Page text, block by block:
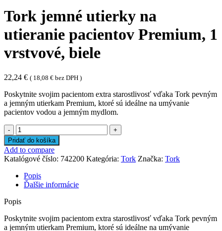
Tork jemné utierky na
utieranie pacientov Premium, 1
vrstvové, biele
22,24 € ( 18,08 € bez DPH )
Poskytnite svojim pacientom extra starostlivosť vďaka Tork pevným
a jemným utierkam Premium, ktoré sú ideálne na umývanie
pacientov vodou a jemným mydlom.
množstvo
Tork
jemné
utierky
na
utieranie
pacientov
Premium,
1
biele
Pridať do košíka
Add to compare
Katalógové číslo: 742200 Kategória: Tork Značka: Tork
Popis
Ďalšie informácie
Popis
Poskytnite svojim pacientom extra starostlivosť vďaka Tork pevným
a jemným utierkam Premium, ktoré sú ideálne na umývanie